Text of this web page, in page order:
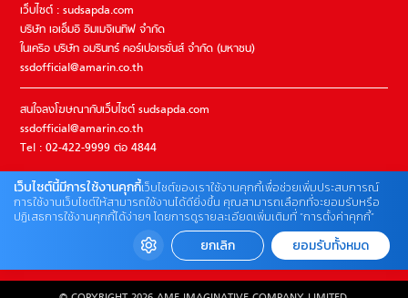
เว็บไซต์ : sudsapda.com
บริษัท เอเอ็มอี อิมเมจิเนทีฟ จำกัด
ในเครือ บริษัท อมรินทร์ คอร์เปอเรชั่นส์ จำกัด (มหาชน)
ssdofficial@amarin.co.th
สนใจลงโฆษณากับเว็บไซต์ sudsapda.com
ssdofficial@amarin.co.th
Tel : 02-422-9999 ต่อ 4844
ติดต่อแจ้งปัญหาหรือร้องเรียน
02-422-9999 ต่อ 4180
(จันทร์ – ศุกร์ เวลา 09.00 – 18.00 น)
เว็บไซต์นี้มีการใช้งานคุกกี้เว็บไซต์ของเราใช้งานคุกกี้เพื่อช่วยเพิ่มประสบการณ์
การใช้งานเว็บไซต์ให้สามารถใช้งานได้ดียิ่งขึ้น คุณสามารถเลือกที่จะยอมรับหรือ
ปฏิเสธการใช้งานคุกกี้ได้ง่ายๆ โดยการดูรายละเอียดเพิ่มเติมที่ “การตั้งค่าคุกกี้”
ยกเลิก ยอมรับทั้งหมด